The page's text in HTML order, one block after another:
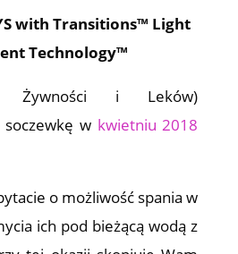
with Transitions™ Light
Technology™
Żywności i Leków)
soczewkę w kwietniu 2018
o możliwość spania w
ich pod bieżącą wodą z